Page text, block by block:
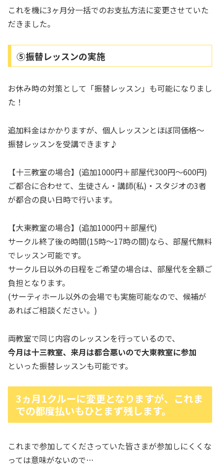
これを機に3ヶ月分一括でのお支払方法に変更させていた
だきました。
⑤振替レッスンの実施
お休み時の対策として「振替レッスン」も可能になりまし
た！
追加料金はかかりますが、個人レッスンとほぼ同価格～
振替レッスンを受講できます♪
【十三教室の場合】(追加1000円＋部屋代300円～600円)
ご都合に合わせて、生徒さん・講師(私)・スタジオの3者
が都合の良い日時で行います。
【大東教室の場合】(追加1000円＋部屋代)
サークル終了後の時間(15時～17時の間)なら、部屋代無料
でレッスン可能です。
サークル日以外の日程をご希望の場合は、部屋代を全額ご
負担となります。
(サーティホール以外の会場でも実施可能なので、候補が
あればご相談ください。)
両教室で同じ内容のレッスンを行っているので、
今月は十三教室、来月は都合悪いので大東教室に参加
といった振替レッスンも可能です。
3ヵ月1クルーに変更となりますが、これま
での都度払いもひとまず残します。
これまで参加してくださっていた皆さまが参加しにくくな
っては意味がないので…